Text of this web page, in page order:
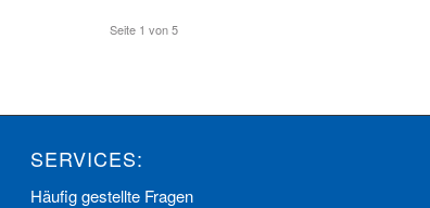
Seite 1 von 5
SERVICES:
Häufig gestellte Fragen